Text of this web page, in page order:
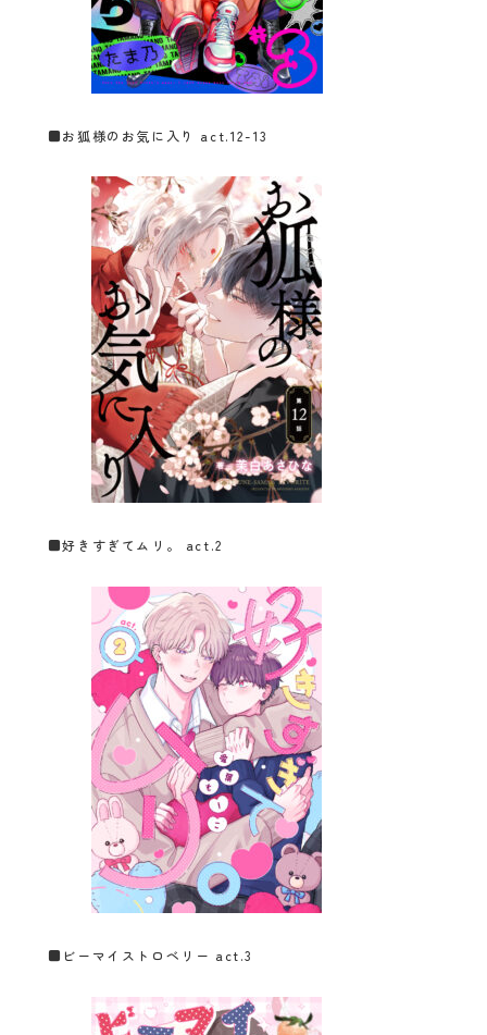
■お狐様のお気に入り act.12-13
■好きすぎてムリ。 act.2
■ ビーマイストロベリー act.3